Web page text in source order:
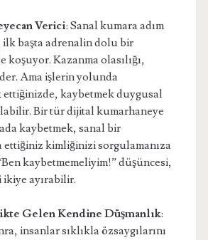
Verici: Sanal kumara adım
ilk başta adrenalin dolu bir
koşuyor. Kazanma olasılığı,
Ama işlerin yolunda
kaybetmek duygusal
Bir tür dijital kumarhaneye
kaybetmek, sanal bir
ettiğiniz kimliğinizi sorgulamanıza
kaybetmemeliyim!” düşüncesi,
ayırabilir.
Gelen Kendine Düşmanlık:
insanlar sıklıkla özsaygılarını